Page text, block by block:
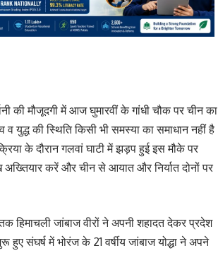
की मौजूदगी में आज घुमारवीं के गांधी चौक पर चीन का
व युद्ध की स्थिति किसी भी समस्या का समाधान नहीं है
के दौरान गलवां घाटी में झड़प हुई इस मौके पर
करें और चीन से आयात और निर्यात दोनों पर
जांबाज वीरों ने अपनी शहादत देकर प्रदेश
संघर्ष में भोरंज के 21 वर्षीय जांबाज योद्धा ने अपने